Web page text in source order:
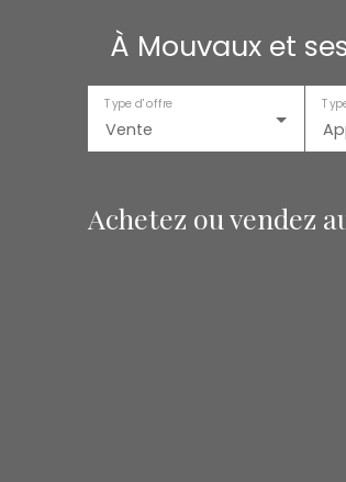
À Mouvaux et
Vente
Type d'offre
Achetez ou vendez